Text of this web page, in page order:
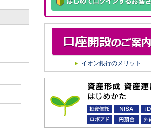
イオン銀行のメリット